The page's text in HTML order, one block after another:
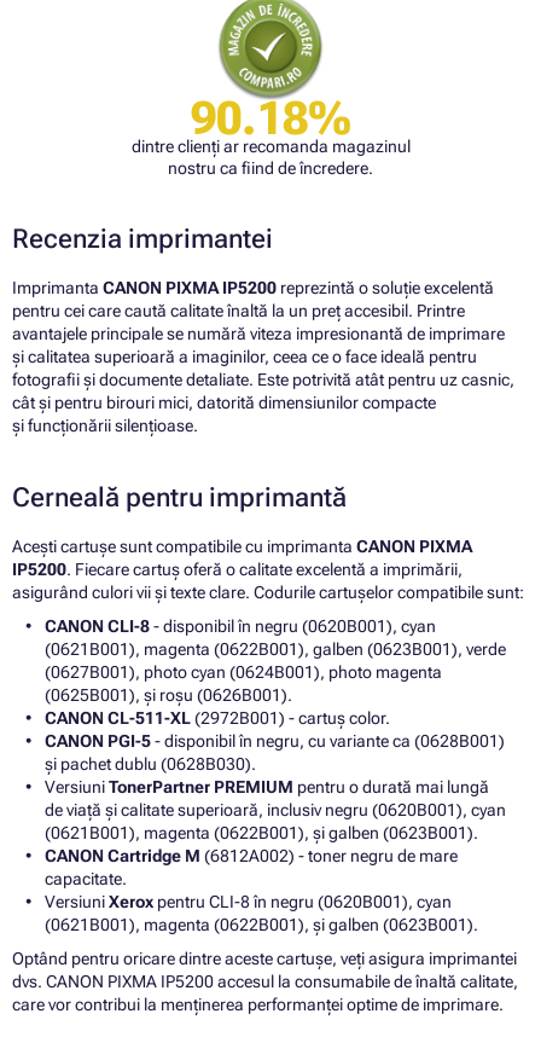
90.18%
dintre clienți ar recomanda magazinul
nostru ca fiind de încredere.
Recenzia imprimantei
Imprimanta CANON PIXMA IP5200 reprezintă o soluție excelentă
pentru cei care caută calitate înaltă la un preț accesibil. Printre
avantajele principale se numără viteza impresionantă de imprimare
și calitatea superioară a imaginilor, ceea ce o face ideală pentru
fotografii și documente detaliate. Este potrivită atât pentru uz casnic,
cât și pentru birouri mici, datorită dimensiunilor compacte
și funcționării silențioase.
Cerneală pentru imprimantă
Acești cartușe sunt compatibile cu imprimanta CANON PIXMA
IP5200. Fiecare cartuș oferă o calitate excelentă a imprimării,
asigurând culori vii și texte clare. Codurile cartușelor compatibile sunt:
CANON CLI-8- disponibil în negru (0620B001), cyan
(0621B001), magenta (0622B001), galben (0623B001), verde
(0627B001), photo cyan (0624B001), photo magenta
(0625B001), și roșu (0626B001).
CANON CL-511-XL(2972B001) - cartuș color.
CANON PGI-5- disponibil în negru, cu variante ca (0628B001)
și pachet dublu (0628B030).
VersiuniTonerPartner PREMIUM pentru o durată mai lungă
de viață și calitate superioară, inclusiv negru (0620B001), cyan
(0621B001), magenta (0622B001), și galben (0623B001).
CANON Cartridge M (6812A002) - toner negru de mare
capacitate.
VersiuniXerox pentru CLI-8 în negru (0620B001), cyan
(0621B001), magenta (0622B001), și galben (0623B001).
Optând pentru oricare dintre aceste cartușe, veți asigura imprimantei
dvs. CANON PIXMA IP5200 accesul la consumabile de înaltă calitate,
care vor contribui la menținerea performanței optime de imprimare.